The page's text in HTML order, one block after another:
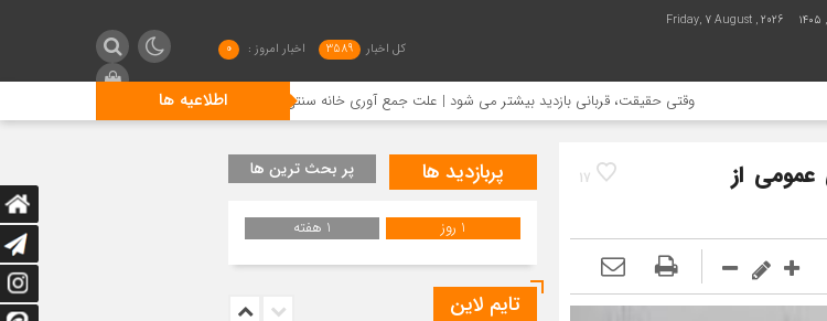
Friday, 7 August , 2026
کل اخبار 3589 اخبار امروز : 0
اطلاعیه ها وقتی حقیقت، قربانی بازدید بیشتر می شود | علت جمع آوری خانه سنتی باغ ملی لاهیجان چیست؟
17
عمومی از
پربازدید ها پر بحث ترین ها
1 روز 1 هفته
تایم لاین